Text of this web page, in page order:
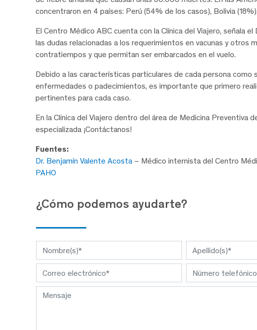
concentraron en 4 países: Perú (54% de los casos), Bolivia
El Centro Médico ABC cuenta con la Clínica del Viajero, señala
las dudas relacionadas a los requerimientos en vacunas y otros
contratiempos y que permitan ser embarcados en el vuelo.
Debido a las características particulares de cada persona como
enfermedades o padecimientos, es importante que primero
pertinentes para cada caso.
En la Clínica del Viajero dentro del área de Medicina Preventiva
especializada ¡Contáctanos!
Fuentes:
Dr. Benjamín Valente Acosta – Médico internista del Centro
PAHO
¿Cómo podemos ayudarte?